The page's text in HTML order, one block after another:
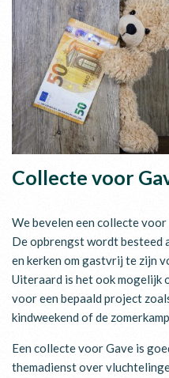
Collecte voor
We bevelen een collecte
De opbrengst wordt besteed
en kerken om gastvrij te zijn
Uiteraard is het ook mogelijk
voor een bepaald project
kindweekend of de
Een collecte voor Gave is
themadienst over